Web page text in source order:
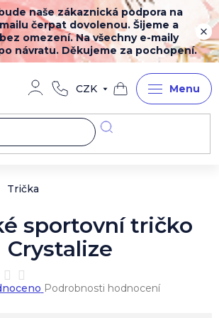
naše zákaznická podpora na
čerpat dovolenou. Šijeme a
omezení. Na všechny e-maily
návratu. Děkujeme za pochopení.
CZK
Nákupní
košík
Trička
sportovní tričko
Crystalize
Podrobnosti hodnocení